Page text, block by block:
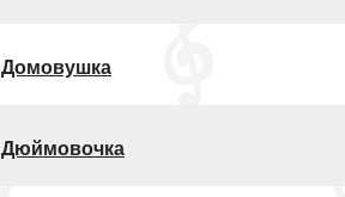
Домовушка
Дюймовочка